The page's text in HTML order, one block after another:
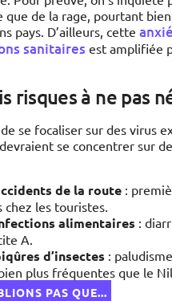
que de la rage, pourtant
pays. D’ailleurs, cette
sanitaires est amplifiée
risques à ne pas
se focaliser sur des virus
se concentrer sur
de la route :
chez les touristes.
alimentaires :
A.
d’insectes :
plus fréquentes que le
PAS QUE...